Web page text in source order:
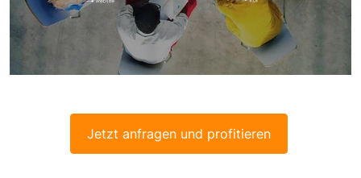
Jetzt anfragen und profitieren